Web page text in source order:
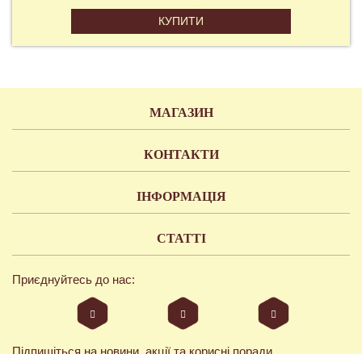
КУПИТИ
МАГАЗИН
КОНТАКТИ
ІНФОРМАЦІЯ
СТАТТІ
Приєднуйтесь до нас:
Підпишіться на новини, акції та корисні поради